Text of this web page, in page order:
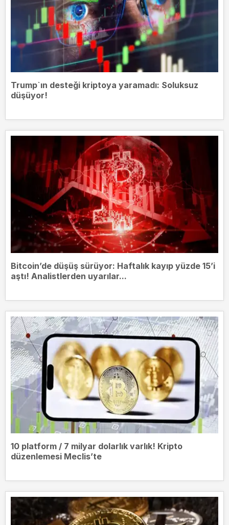
Trump`ın desteği kriptoya yaramadı: Soluksuz
düşüyor!
Bitcoin’de düşüş sürüyor: Haftalık kayıp yüzde 15’i
aştı! Analistlerden uyarılar...
10 platform / 7 milyar dolarlık varlık! Kripto
düzenlemesi Meclis’te